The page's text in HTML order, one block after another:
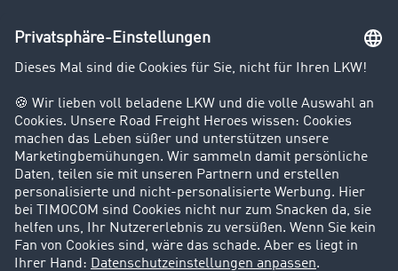
Unternehmen
Kunden werben Kunden
Success Stories
Karriere
Support
Kontakt